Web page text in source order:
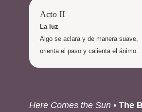
Acto II
La luz
Algo se aclara y de manera suave,
orienta el paso y calienta el ánimo.
Here Comes the Sun • The